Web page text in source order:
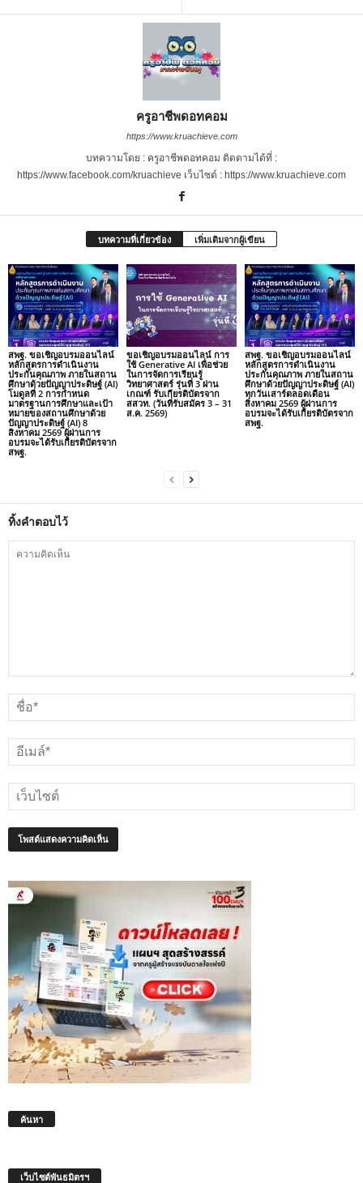
ครูอาชีพดอทคอม
https://www.kruachieve.com
บทความโดย : ครูอาชีพดอทคอม ติดตามได้ที่ :
https://www.facebook.com/kruachieve เว็บไซต์ : https://www.kruachieve.com
บทความที่เกี่ยวข้อง เพิ่มเติมจากผู้เขียน
สพฐ. ขอเชิญอบรมออนไลน์
หลักสูตรการดำเนินงาน
ประกันคุณภาพ ภายในสถาน
ศึกษาด้วยปัญญาประดิษฐ์ (AI)
โมดูลที่ 2 การกำหนด
มาตรฐานการศึกษาและเป้า
หมายของสถานศึกษาด้วย
ปัญญาประดิษฐ์ (AI) 8
สิงหาคม 2569 ผู้ผ่านการ
อบรมจะได้รับเกียรติบัตรจาก
สพฐ.
ขอเชิญอบรมออนไลน์ การ
ใช้ Generative AI เพื่อช่วย
ในการจัดการเรียนรู้
วิทยาศาสตร์ รุ่นที่ 3 ผ่าน
เกณฑ์ รับเกียรติบัตรจาก
สสวท. (วันที่รับสมัคร 3 – 31
ส.ค. 2569)
สพฐ. ขอเชิญอบรมออนไลน์
หลักสูตรการดำเนินงาน
ประกันคุณภาพ ภายในสถาน
ศึกษาด้วยปัญญาประดิษฐ์ (AI)
ทุกวันเสาร์ตลอดเดือน
สิงหาคม 2569 ผู้ผ่านการ
อบรมจะได้รับเกียรติบัตรจาก
สพฐ.
ทิ้งคำตอบไว้
ค้นหา
เว็บไซต์พันธมิตรฯ